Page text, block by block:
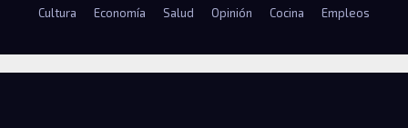
Cultura Economía Salud Opinión Cocina Empleos